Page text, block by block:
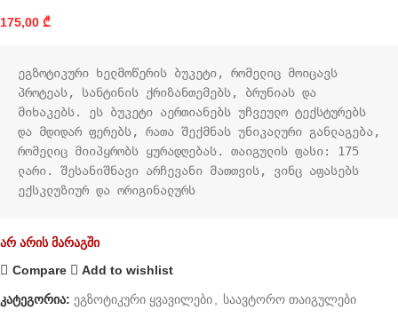
175,00 ₾
ეგზოტიკური ხელმოწერის ბუკეტი, რომელიც მოიცავს
პროტეას, სანტინის ქრიზანთემებს, ბრუნიას და
მიხაკებს. ეს ბუკეტი აერთიანებს უჩვეულო ტექსტურებს
და მდიდარ ფერებს, რათა შექმნას უნიკალური განლაგება,
რომელიც მიიპყრობს ყურადღებას. თაიგულის ფასი: 175
ლარი. შესანიშნავი არჩევანი მათთვის, ვინც აფასებს
ექსკლუზიურ და ორიგინალურს
არ არის მარაგში
Compare
Add to wishlist
კატეგორია: ეგზოტიკური ყვავილები, საავტორო თაიგულები